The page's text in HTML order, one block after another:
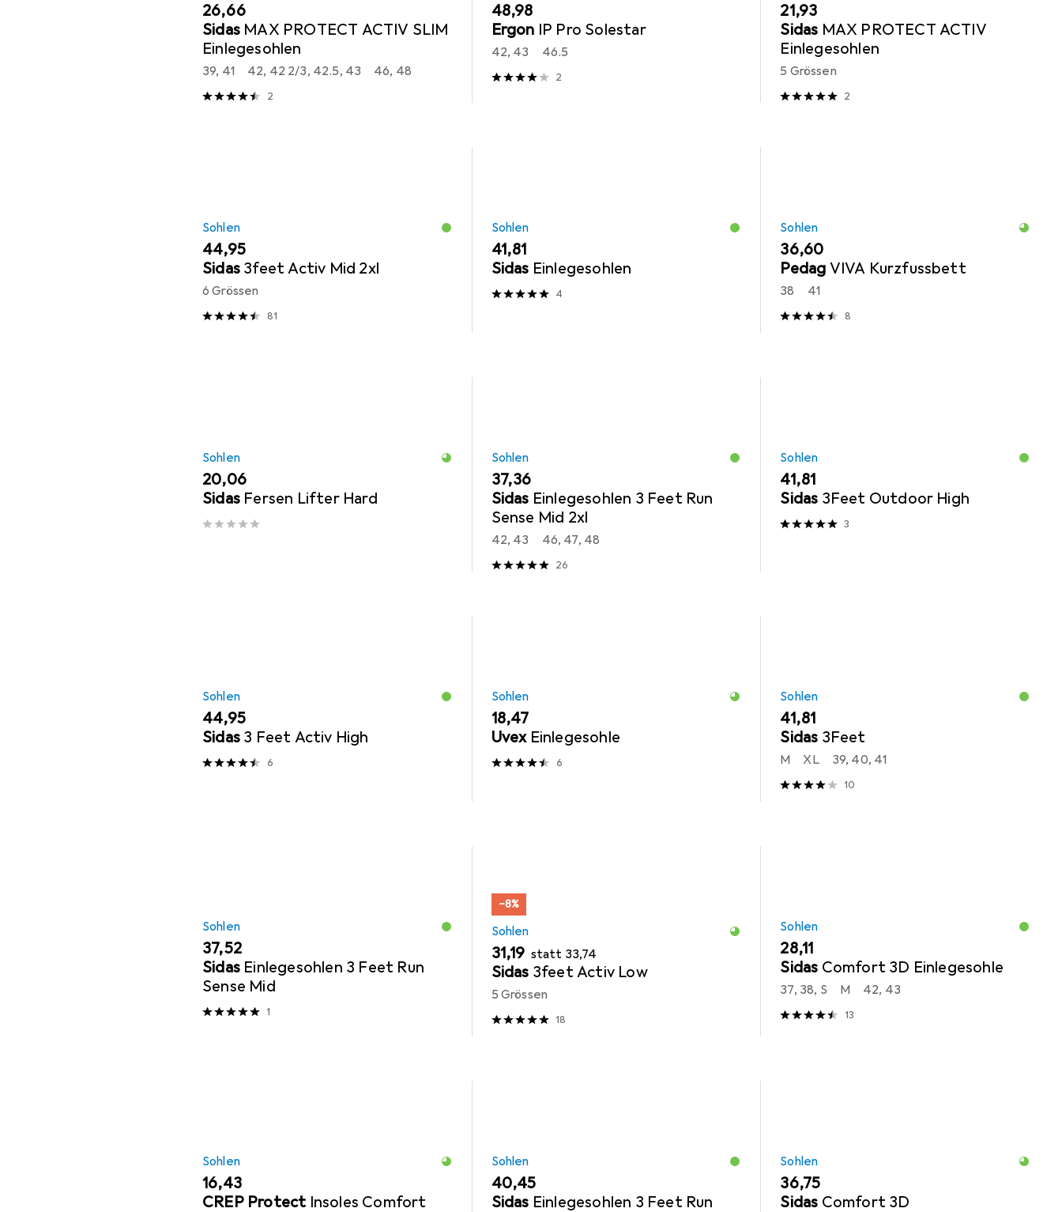
EUR
26,66
Sidas MAX PROTECT ACTIV SLIM
Einlegesohlen
39, 41 42, 42 2/3, 42.5, 43 46, 48
2
EUR
48,98
Ergon IP Pro Solestar
42, 43 46.5
2
EUR
21,93
Sidas MAX PROTECT ACTIV
Einlegesohlen
5 Grössen
2
Sohlen
EUR
44,95
Sidas 3feet Activ Mid 2xl
6 Grössen
81
Sohlen
EUR
41,81
Sidas Einlegesohlen
4
Sohlen
EUR
36,60
Pedag VIVA Kurzfussbett
38 41
8
Sohlen
EUR
20,06
Sidas Fersen Lifter Hard
Sohlen
EUR
37,36
Sidas Einlegesohlen 3 Feet Run
Sense Mid 2xl
42, 43 46, 47, 48
26
Sohlen
EUR
41,81
Sidas 3Feet Outdoor High
3
Sohlen
EUR
44,95
Sidas 3 Feet Activ High
6
Sohlen
EUR
18,47
Uvex Einlegesohle
6
Sohlen
EUR
41,81
Sidas 3Feet
M XL 39, 40, 41
10
Sohlen
EUR
37,52
Sidas Einlegesohlen 3 Feet Run
Sense Mid
1
−8%
Sohlen
EUR
31,19 statt EUR
33,74
Sidas 3feet Activ Low
5 Grössen
18
Sohlen
EUR
28,11
Sidas Comfort 3D Einlegesohle
37, 38, S M 42, 43
13
Sohlen
EUR
16,43
CREP Protect Insoles Comfort
Sohlen
EUR
40,45
Sidas Einlegesohlen 3 Feet Run
Sohlen
EUR
36,75
Sidas Comfort 3D